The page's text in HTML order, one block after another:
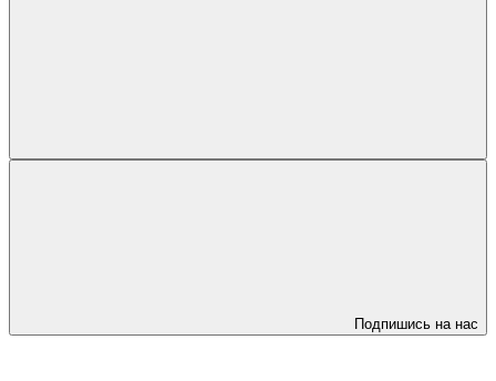
Подпишись на нас